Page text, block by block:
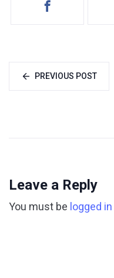
PREVIOUS POST
Leave a Reply
You must be logged in